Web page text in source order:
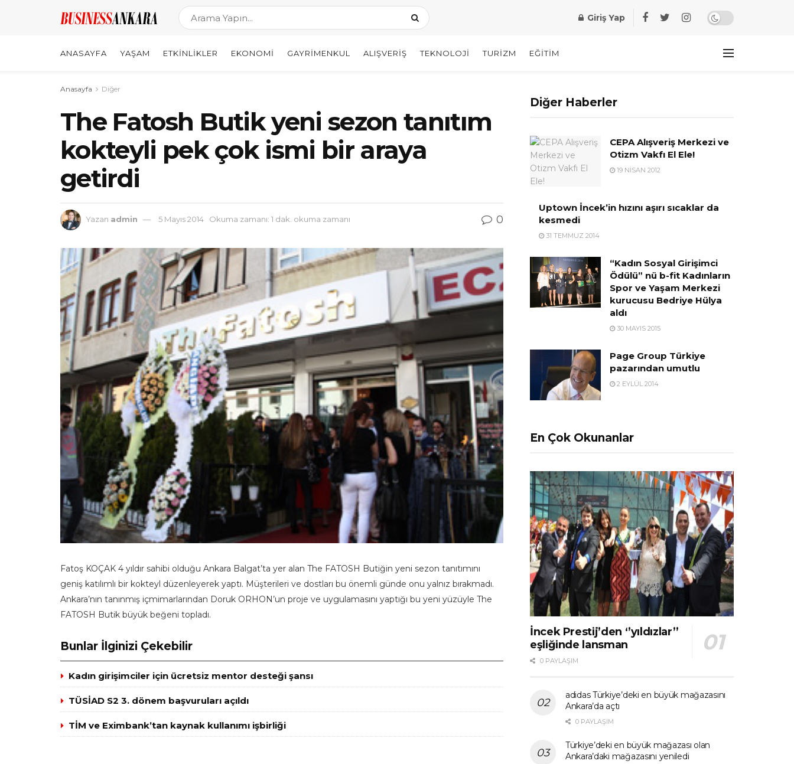
Giriş Yap
ANASAYFA YAŞAM ETKINLIKLER EKONOMI GAYRIMENKUL ALIŞVERIŞ TEKNOLOJI TURIZM EĞITIM
Anasayfa Diğer
The Fatosh Butik yeni sezon tanıtım
kokteyli pek çok ismi bir araya
getirdi
Yazan admin 5 Mayıs 2014 Okuma zamanı: 1 dak. okuma zamanı 0
Fatoş KOÇAK 4 yıldır sahibi olduğu Ankara Balgat’ta yer alan The FATOSH Butiğin yeni sezon tanıtımını
geniş katılımlı bir kokteyl düzenleyerek yaptı. Müşterileri ve dostları bu önemli günde onu yalnız bırakmadı.
Ankara’nın tanınmış içmimarlarından Doruk ORHON’un proje ve uygulamasını yaptığı bu yeni yüzüyle The
FATOSH Butik büyük beğeni topladı.
Bunlar İlginizi Çekebilir
Kadın girişimciler için ücretsiz mentor desteği şansı
TÜSİAD S2 3. dönem başvuruları açıldı
TİM ve Eximbank’tan kaynak kullanımı işbirliği
Diğer Haberler
CEPA Alışveriş Merkezi ve
Otizm Vakfı El Ele!
19 NISAN 2012
Uptown İncek’in hızını aşırı sıcaklar da
kesmedi
31 TEMMUZ 2014
“Kadın Sosyal Girişimci
Ödülü” nü b-fit Kadınların
Spor ve Yaşam Merkezi
kurucusu Bedriye Hülya
aldı
30 MAYIS 2015
Page Group Türkiye
pazarından umutlu
2 EYLÜL 2014
En Çok Okunanlar
İncek Prestij’den ‘’yıldızlar’’
eşliğinde lansman
0 PAYLAŞIM
adidas Türkiye’deki en büyük mağazasını
Ankara’da açtı
0 PAYLAŞIM
Türkiye’deki en büyük mağazası olan
Ankara’daki mağazasını yeniledi